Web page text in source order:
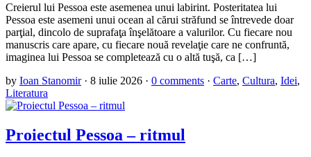
Creierul lui Pessoa este asemenea unui labirint. Posteritatea lui
Pessoa este asemeni unui ocean al cărui străfund se întrevede doar
parţial, dincolo de suprafaţa înşelătoare a valurilor. Cu fiecare nou
manuscris care apare, cu fiecare nouă revelaţie care ne confruntă,
imaginea lui Pessoa se completează cu o altă tuşă, ca […]
by Ioan Stanomir · 8 iulie 2026 · 0 comments · Carte, Cultura, Idei,
Literatura
Proiectul Pessoa – ritmul